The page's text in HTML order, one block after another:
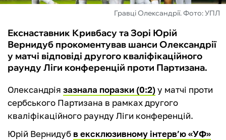
Гравці Олександрії. Фото: УПЛ
Екснаставник Кривбасу та Зорі Юрій
Вернидуб прокоментував шанси Олександрії
у матчі відповіді другого кваліфікаційного
раунду Ліги конференцій проти Партизана.
Олександрія зазнала поразки (0:2)у матчі проти
сербського Партизана в рамках другого
кваліфікаційного раунду Ліги конференцій.
Юрій Вернидуб в ексклюзивному інтерв’ю «УФ»